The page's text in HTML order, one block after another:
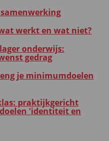
werkt en wat niet?
onderwijs:
gedrag
je minimumdoelen
praktijkgericht
'identiteit en